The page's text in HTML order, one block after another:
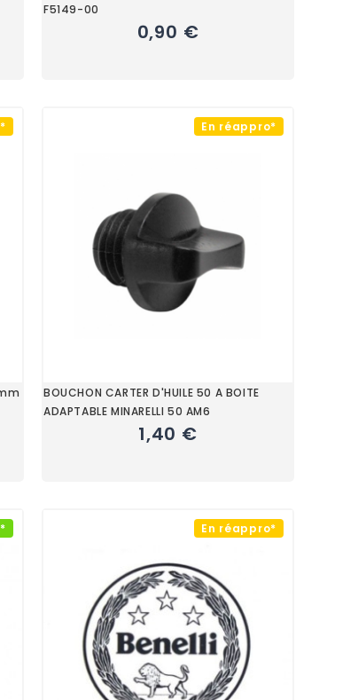
F5149-00
0,90 €
En réappro*
BOUCHON CARTER D'HUILE 50 A BOITE
ADAPTABLE MINARELLI 50 AM6
1,40 €
En réappro*